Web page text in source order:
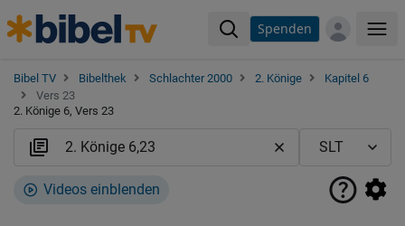
Spenden
Bibel TV Bibelthek Schlachter 2000 2. Könige
Kapitel 6
Vers 23
2. Könige 6, Vers 23
Videos einblenden